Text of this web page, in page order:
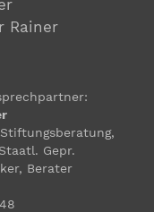
Gepr.
Berater